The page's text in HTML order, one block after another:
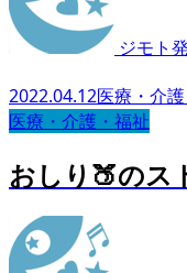
ジモト
2022.04.12医療・介
医療・介護・福祉
おしり🍑のス